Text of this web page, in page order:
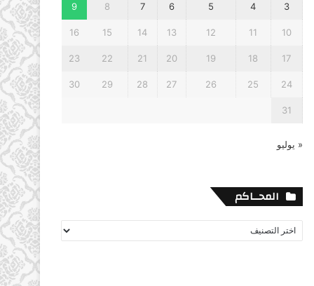
3
4
5
6
7
8
9
10
11
12
13
14
15
16
17
18
19
20
21
22
23
24
25
26
27
28
29
30
31
« يوليو
المحــاكم
المحــاكم